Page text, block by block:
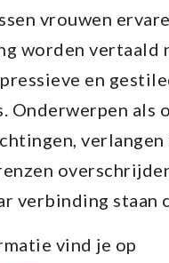
vrouwen
worden vertaald
en
Onderwerpen als
verlangen
verbinding staan
vind je op